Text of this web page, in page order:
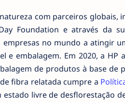
com parceiros globais,
Foundation e através da
empresas no mundo a atingir
embalagem. Em 2020, a HP
de produtos à base de
fibra relatada cumpre a
estado livre de desflorestação